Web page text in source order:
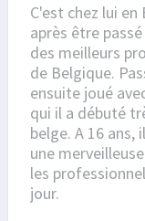
C'est chez lui
après être
des meilleurs
de Belgique.
ensuite joué
qui il a débuté
belge. A 16 ans,
une
les
jour.